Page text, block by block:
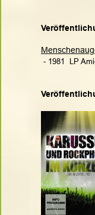
- 1981  LP